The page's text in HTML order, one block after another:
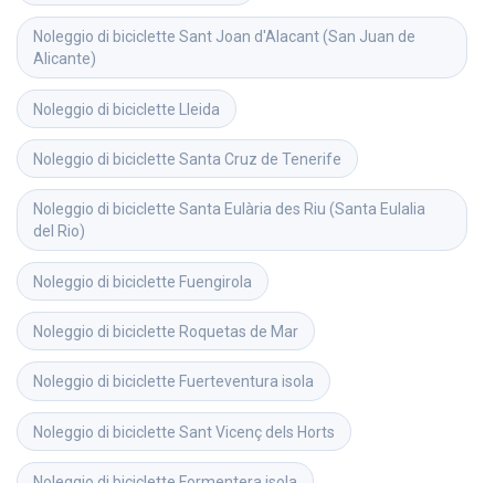
Noleggio di biciclette Sant Joan d'Alacant (San Juan de
Alicante)
Noleggio di biciclette Lleida
Noleggio di biciclette Santa Cruz de Tenerife
Noleggio di biciclette Santa Eulària des Riu (Santa Eulalia
del Rio)
Noleggio di biciclette Fuengirola
Noleggio di biciclette Roquetas de Mar
Noleggio di biciclette Fuerteventura isola
Noleggio di biciclette Sant Vicenç dels Horts